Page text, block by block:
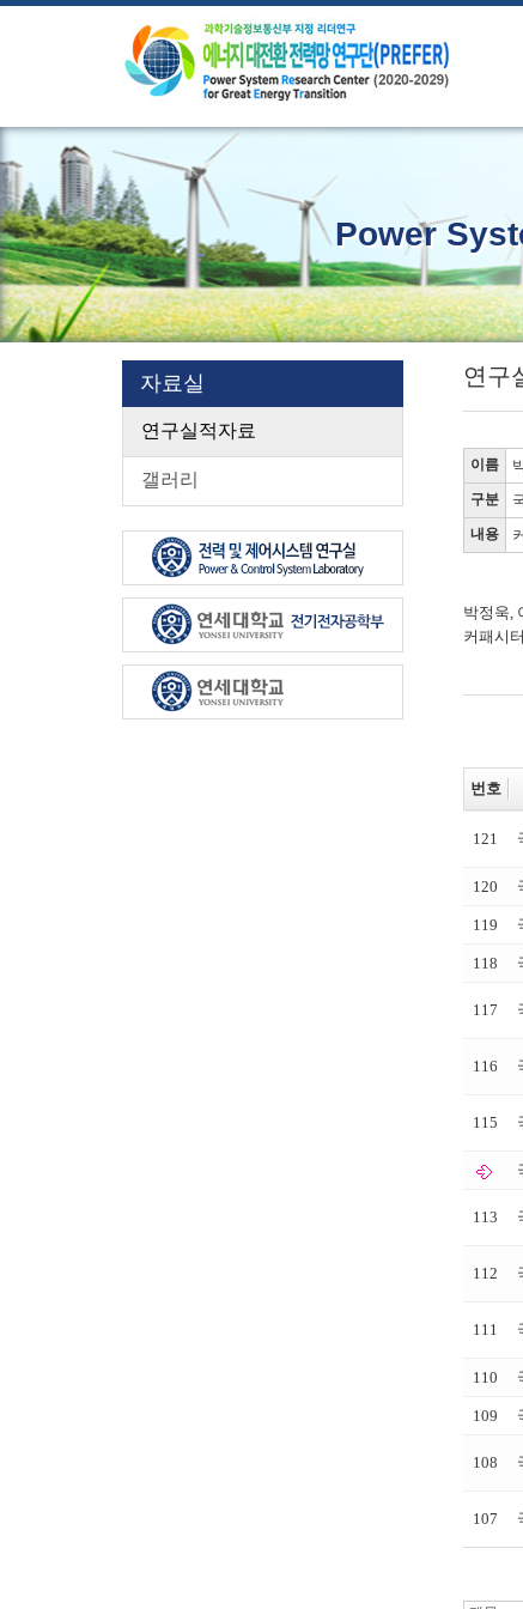
Power
연구
이름
구분
내용
박정욱,
커패시
번호
121
120
119
118
117
116
115
113
112
111
110
109
108
107
자료실
연구실적자료
갤러리